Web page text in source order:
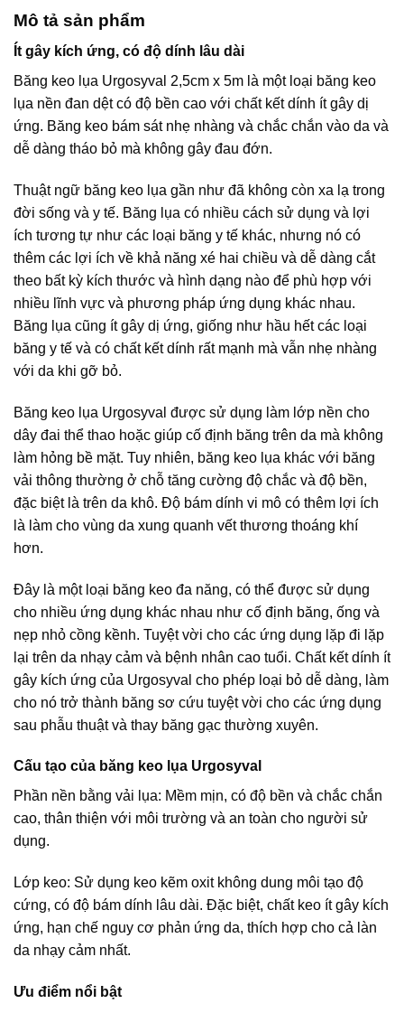
Mô tả sản phẩm
Ít gây kích ứng, có độ dính lâu dài
Băng keo lụa Urgosyval 2,5cm x 5m là một loại băng keo
lụa nền đan dệt có độ bền cao với chất kết dính ít gây dị
ứng. Băng keo bám sát nhẹ nhàng và chắc chắn vào da và
dễ dàng tháo bỏ mà không gây đau đớn.
Thuật ngữ băng keo lụa gần như đã không còn xa lạ trong
đời sống và y tế. Băng lụa có nhiều cách sử dụng và lợi
ích tương tự như các loại băng y tế khác, nhưng nó có
thêm các lợi ích về khả năng xé hai chiều và dễ dàng cắt
theo bất kỳ kích thước và hình dạng nào để phù hợp với
nhiều lĩnh vực và phương pháp ứng dụng khác nhau.
Băng lụa cũng ít gây dị ứng, giống như hầu hết các loại
băng y tế và có chất kết dính rất mạnh mà vẫn nhẹ nhàng
với da khi gỡ bỏ.
Băng keo lụa Urgosyval được sử dụng làm lớp nền cho
dây đai thể thao hoặc giúp cố định băng trên da mà không
làm hỏng bề mặt. Tuy nhiên, băng keo lụa khác với băng
vải thông thường ở chỗ tăng cường độ chắc và độ bền,
đặc biệt là trên da khô. Độ bám dính vi mô có thêm lợi ích
là làm cho vùng da xung quanh vết thương thoáng khí
hơn.
Đây là một loại băng keo đa năng, có thể được sử dụng
cho nhiều ứng dụng khác nhau như cố định băng, ống và
nẹp nhỏ cồng kềnh. Tuyệt vời cho các ứng dụng lặp đi lặp
lại trên da nhạy cảm và bệnh nhân cao tuổi. Chất kết dính ít
gây kích ứng của Urgosyval cho phép loại bỏ dễ dàng, làm
cho nó trở thành băng sơ cứu tuyệt vời cho các ứng dụng
sau phẫu thuật và thay băng gạc thường xuyên.
Cấu tạo của băng keo lụa Urgosyval
Phần nền bằng vải lụa: Mềm mịn, có độ bền và chắc chắn
cao, thân thiện với môi trường và an toàn cho người sử
dụng.
Lớp keo: Sử dụng keo kẽm oxit không dung môi tạo độ
cứng, có độ bám dính lâu dài. Đặc biệt, chất keo ít gây kích
ứng, hạn chế nguy cơ phản ứng da, thích hợp cho cả làn
da nhạy cảm nhất.
Ưu điểm nổi bật